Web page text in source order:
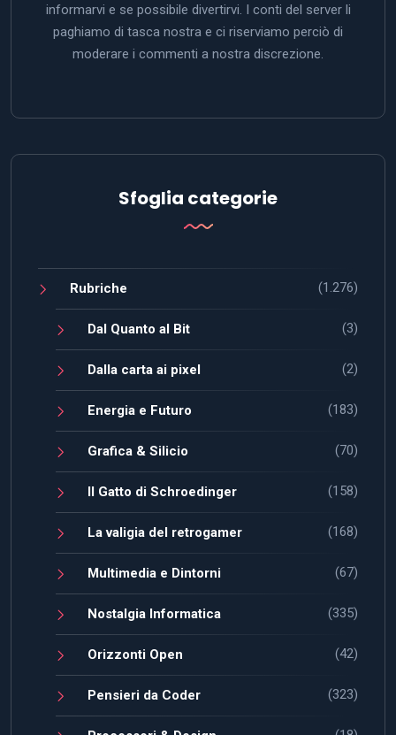
informarvi e se possibile divertirvi. I conti del server li
paghiamo di tasca nostra e ci riserviamo perciò di
moderare i commenti a nostra discrezione.
Sfoglia categorie
Rubriche (1.276)
Dal Quanto al Bit (3)
Dalla carta ai pixel (2)
Energia e Futuro (183)
Grafica & Silicio (70)
Il Gatto di Schroedinger (158)
La valigia del retrogamer (168)
Multimedia e Dintorni (67)
Nostalgia Informatica (335)
Orizzonti Open (42)
Pensieri da Coder (323)